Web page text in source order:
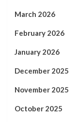
March 2026
February 2026
January 2026
December 2025
November 2025
October 2025